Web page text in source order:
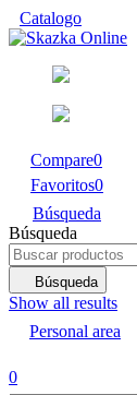
Catalogo
Compare0
Favoritos0
Búsqueda
Búsqueda
Búsqueda
Show all results
Personal area
0